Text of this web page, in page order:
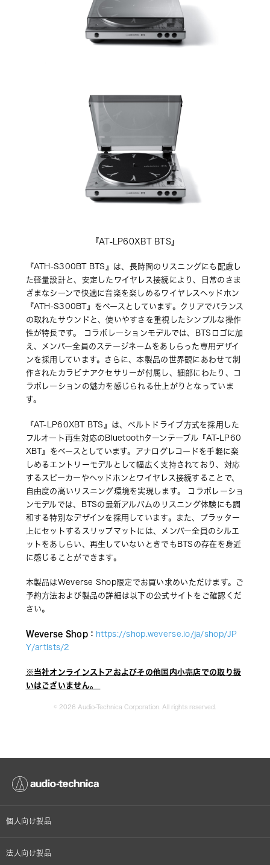
『AT-LP60XBT BTS』
『ATH-S300BT BTS』は、長時間のリスニングにも配慮し
た軽量設計と、安定したワイヤレス接続により、日常のさま
ざまなシーンで快適に音楽を楽しめるワイヤレスヘッドホン
『ATH-S300BT』をベースとしています。クリアでバランス
の取れたサウンドと、使いやすさを重視したシンプルな操作
性が特長です。 コラボレーションモデルでは、BTSロゴに加
え、メンバー全員のステージネームをあしらった専用デザイ
ンを採用しています。さらに、本製品の世界観にあわせて制
作されたカラビナアクセサリーが付属し、細部にわたり、コ
ラボレーションの魅力を感じられる仕上がりとなっていま
す。
『AT-LP60XBT BTS』は、ベルトドライブ方式を採用した
フルオート再生対応のBluetoothターンテーブル『AT-LP60
XBT』をベースとしています。アナログレコードを手軽に楽
しめるエントリーモデルとして幅広く支持されており、対応
するスピーカーやヘッドホンとワイヤレス接続することで、
自由度の高いリスニング環境を実現します。 コラボレーショ
ンモデルでは、BTSの最新アルバムのリスニング体験にも調
和する特別なデザインを採用しています。また、プラッター
上にセットするスリップマットには、メンバー全員のシルエ
ットをあしらい、再生していないときでもBTSの存在を身近
に感じることができます。
本製品はWeverse Shop限定でお買い求めいただけます。ご
予約方法および製品の詳細は以下の公式サイトをご確認くだ
さい。
Weverse Shop： https://shop.weverse.io/ja/shop/JP
Y/artists/2
※当社オンラインストアおよびその他国内小売店での取り扱
いはございません。
© 2026 Audio-Technica Corporation. All rights reserved.
個人向け製品
オンラインストア限定
法人向け製品